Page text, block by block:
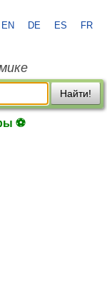
EN DE ES FR
Найти!
⚽